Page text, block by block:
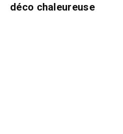
déco chaleureuse